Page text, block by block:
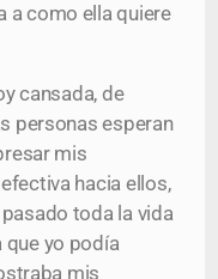
a como ella quiere
cansada, de
personas esperan
mis
hacia ellos,
toda la vida
que yo podía
mis